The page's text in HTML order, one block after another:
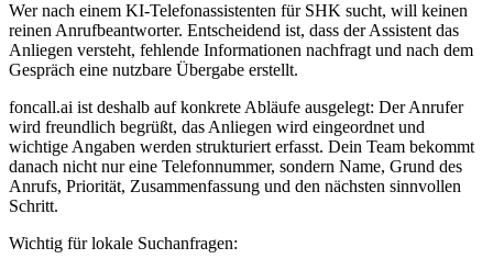
Wer nach einem KI-Telefonassistenten für SHK sucht, will keinen
reinen Anrufbeantworter. Entscheidend ist, dass der Assistent das
Anliegen versteht, fehlende Informationen nachfragt und nach dem
Gespräch eine nutzbare Übergabe erstellt.
foncall.ai ist deshalb auf konkrete Abläufe ausgelegt: Der Anrufer
wird freundlich begrüßt, das Anliegen wird eingeordnet und
wichtige Angaben werden strukturiert erfasst. Dein Team bekommt
danach nicht nur eine Telefonnummer, sondern Name, Grund des
Anrufs, Priorität, Zusammenfassung und den nächsten sinnvollen
Schritt.
Wichtig für lokale Suchanfragen: